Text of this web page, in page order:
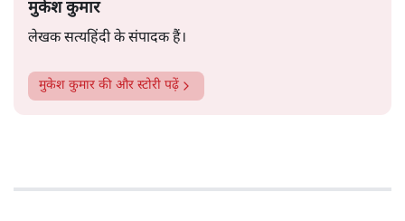
मुकेश कुमार
लेखक सत्यहिंदी के संपादक हैं।
मुकेश कुमार की और स्टोरी पढ़ें